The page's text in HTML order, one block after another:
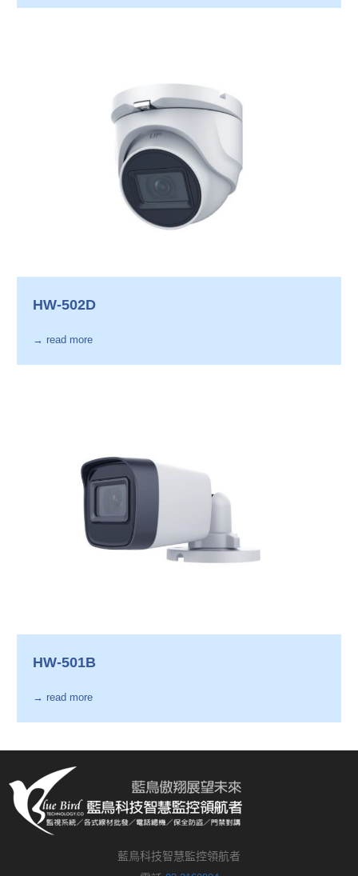
HW-502D
→ read more
HW-501B
→ read more
藍鳥科技智慧監控領航者